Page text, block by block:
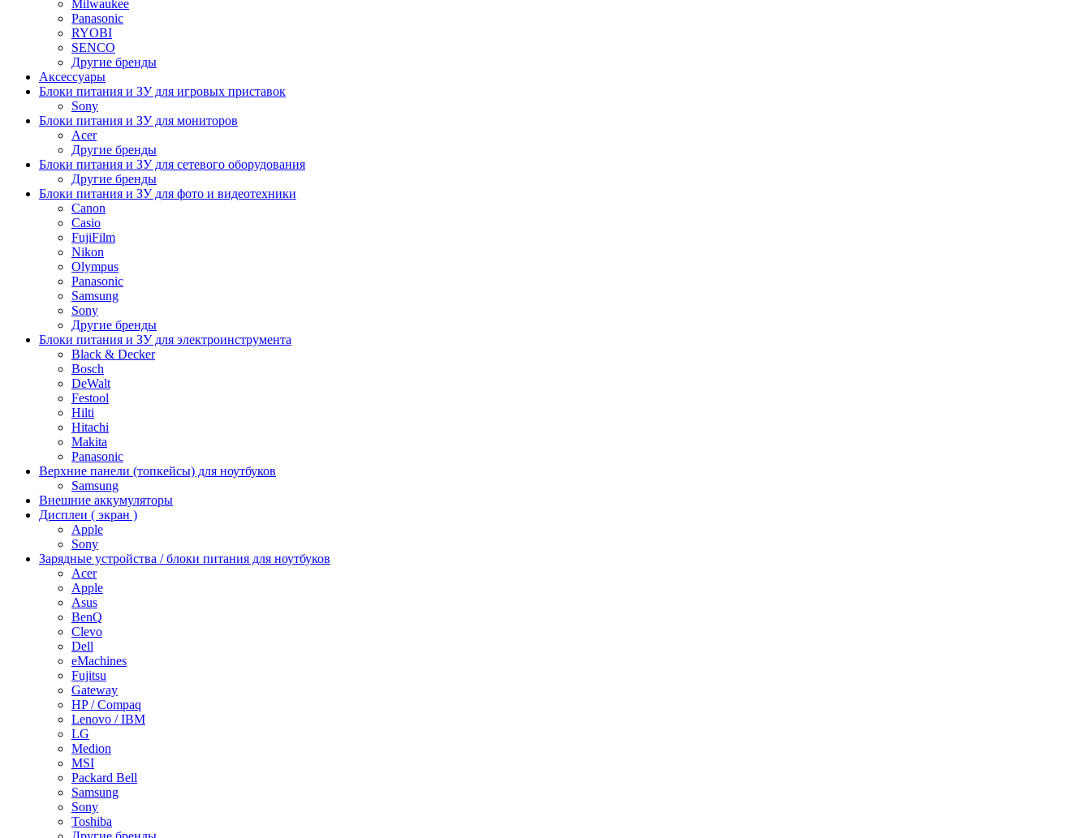
Milwaukee
Panasonic
RYOBI
SENCO
Другие бренды
Аксессуары
Блоки питания и ЗУ для игровых приставок
Sony
Блоки питания и ЗУ для мониторов
Acer
Другие бренды
Блоки питания и ЗУ для сетевого оборудования
Другие бренды
Блоки питания и ЗУ для фото и видеотехники
Canon
Casio
FujiFilm
Nikon
Olympus
Panasonic
Samsung
Sony
Другие бренды
Блоки питания и ЗУ для электроинструмента
Black & Decker
Bosch
DeWalt
Festool
Hilti
Hitachi
Makita
Panasonic
Верхние панели (топкейсы) для ноутбуков
Samsung
Внешние аккумуляторы
Дисплеи ( экран )
Apple
Sony
Зарядные устройства / блоки питания для ноутбуков
Acer
Apple
Asus
BenQ
Clevo
Dell
eMachines
Fujitsu
Gateway
HP / Compaq
Lenovo / IBM
LG
Medion
MSI
Packard Bell
Samsung
Sony
Toshiba